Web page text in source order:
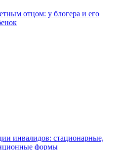
отцом: у блогера и его
инвалидов: стационарные,
формы